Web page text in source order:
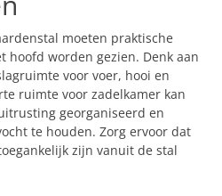
moeten praktische
hoofd worden gezien. Denk aan
voor voer, hooi en
ruimte voor zadelkamer kan
georganiseerd en
te houden. Zorg ervoor dat
zijn vanuit de stal